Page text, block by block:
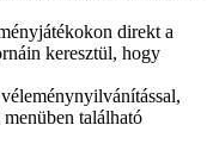
direkt a
keresztül, hogy
található